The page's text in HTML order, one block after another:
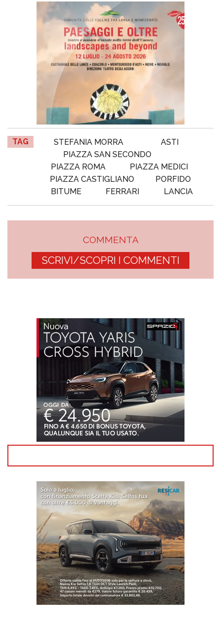
TAG STEFANIA MORRA
ASTI
PIAZZA SAN SECONDO
PIAZZA ROMA
PIAZZA MEDICI
PIAZZA CASTIGLIANO
PORFIDO
BITUME
FERRARI LANCIA
COMMENTA
SCRIVI/SCOPRI I COMMENTI